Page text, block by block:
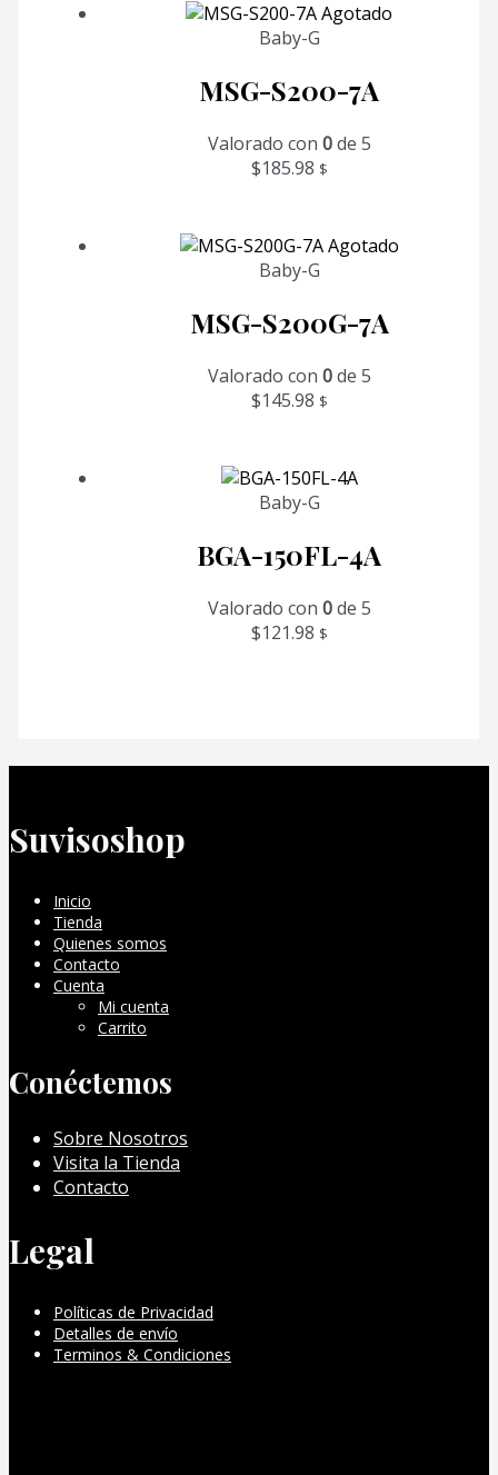
Agotado
Baby-G
MSG-S200-7A
Valorado con 0de 5
$185.98 $
Agotado
Baby-G
MSG-S200G-7A
Valorado con 0de 5
$145.98 $
Baby-G
BGA-150FL-4A
Valorado con 0de 5
$121.98 $
Suvisoshop
Inicio
Tienda
Quienes somos
Contacto
Cuenta
Mi cuenta
Carrito
Conéctemos
Sobre Nosotros
Visita la Tienda
Contacto
Legal
Políticas de Privacidad
Detalles de envío
Terminos & Condiciones